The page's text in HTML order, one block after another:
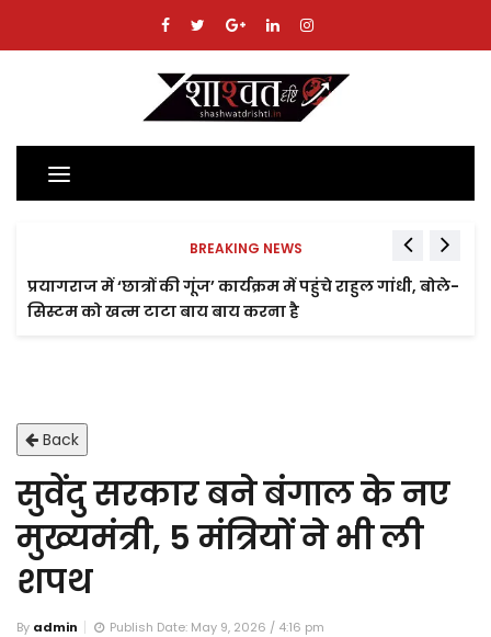
Toggle
navigation
BREAKING NEWS
प्रयागराज में ‘छात्रों की गूंज’ कार्यक्रम में पहुंचे राहुल गांधी, बोले-
सिस्टम को खत्म टाटा बाय बाय करना है
Back
सुवेंदु सरकार बने बंगाल के नए
मुख्यमंत्री, 5 मंत्रियों ने भी ली
शपथ
By admin
Publish Date: May 9, 2026 / 4:16 pm